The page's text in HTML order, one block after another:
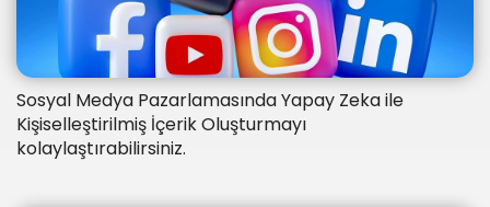
Sosyal Medya Pazarlamasında Yapay Zeka ile
Kişiselleştirilmiş İçerik Oluşturmayı
kolaylaştırabilirsiniz.